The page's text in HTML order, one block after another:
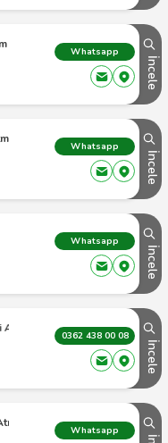
Whatsapp
İncele
Whatsapp
İncele
Whatsapp
İncele
0362 438 00 08
İncele
Whatsapp